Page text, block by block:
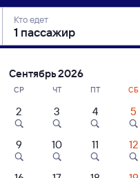
Кто едет
Парк)
Цены за 1 пассажира
Сентябрь 2026
СР ЧТ ПТ СБ
2 3 4 5
9 10 11 12